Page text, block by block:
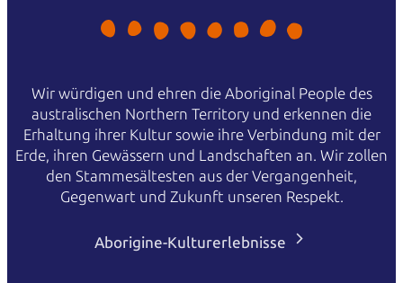
Wir würdigen und ehren die Aboriginal People des
australischen Northern Territory und erkennen die
Erhaltung ihrer Kultur sowie ihre Verbindung mit der
Erde, ihren Gewässern und Landschaften an. Wir zollen
den Stammesältesten aus der Vergangenheit,
Gegenwart und Zukunft unseren Respekt.
Aborigine-Kulturerlebnisse